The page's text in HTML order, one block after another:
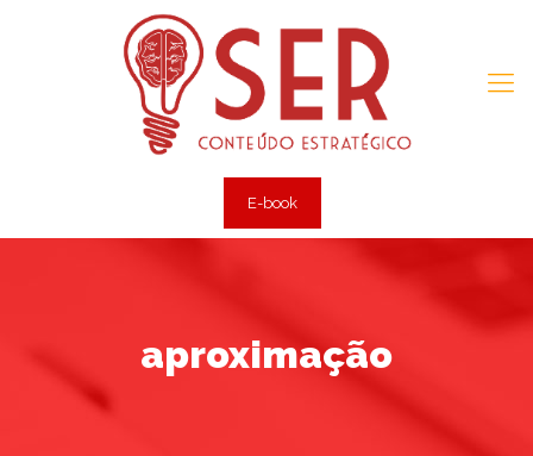
E-book
aproximação